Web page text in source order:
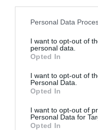
Personal Data
I want to opt-out of
personal data.
Opted In
I want to opt-out of
Personal Data.
Opted In
I want to opt-out of
Personal Data for
Opted In
Appel
Soutenez Air